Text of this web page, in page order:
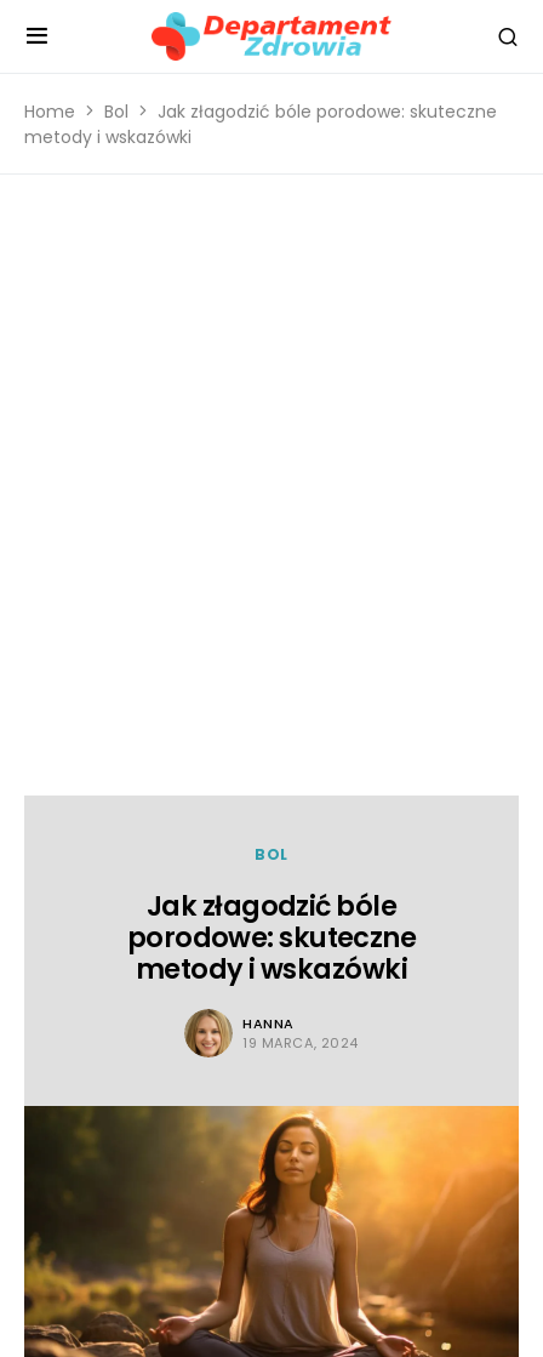
Home Bol
Jak złagodzić bóle porodowe: skuteczne
metody i wskazówki
BOL
Jak złagodzić bóle
porodowe: skuteczne
metody i wskazówki
HANNA
19 MARCA, 2024